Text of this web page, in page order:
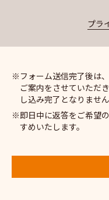
プラ
フォーム送信完了後は
ご案内をさせていただ
し込み完了となりませ
即日中に返答をご希望
すめいたします。